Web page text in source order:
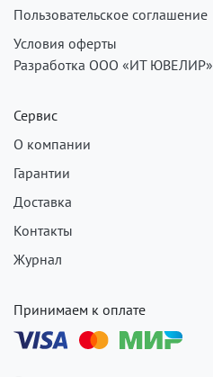
Пользовательское соглашение
Условия оферты
Разработка ООО «ИТ ЮВЕЛИР»
Сервис
О компании
Гарантии
Доставка
Контакты
Журнал
Принимаем к оплате